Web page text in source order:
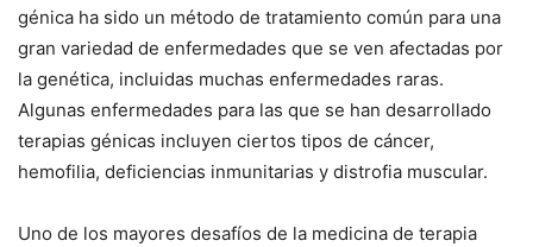
génica ha sido un método de tratamiento común para una
gran variedad de enfermedades que se ven afectadas por
la genética, incluidas muchas enfermedades raras.
Algunas enfermedades para las que se han desarrollado
terapias génicas incluyen ciertos tipos de cáncer,
hemofilia, deficiencias inmunitarias y distrofia muscular.
Uno de los mayores desafíos de la medicina de terapia